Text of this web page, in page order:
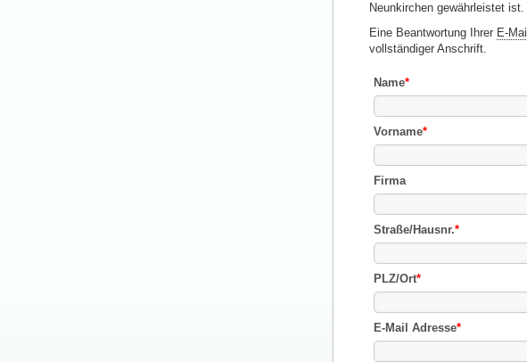
Neunkirchen gewährleistet ist.
Eine Beantwortung Ihrer E-Mail
vollständiger Anschrift.
Name*
Vorname*
Firma
Straße/Hausnr.*
PLZ/Ort*
E-Mail Adresse*